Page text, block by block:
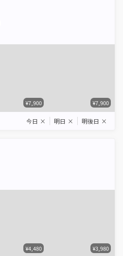
¥7,900 ¥7,900
今日 × 明日 × 明後日 ×
¥4,480 ¥3,980